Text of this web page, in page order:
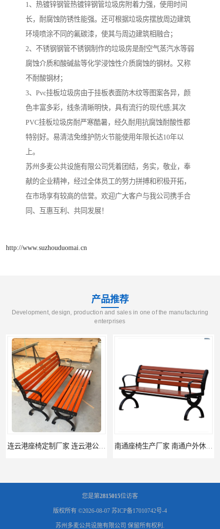
1、热镀锌钢管热镀锌钢管垃圾房附着力强，使用时间
长，耐腐蚀防锈性能强。还可根据垃圾房摆放周边建筑
环境喷涂不同的氟碳漆，使其与周边建筑相融合；
2、不锈钢钢管不锈钢制作的垃圾房是耐空气蒸汽水等弱
腐蚀介质和酸碱盐等化学浸蚀性介质腐蚀的钢材。又称
不耐酸钢材；
3、Pvc挂板垃圾房由于挂板表面防木纹等图案各异，颜
色丰富多彩，线条清晰明快，具有流行的现代感;其次
PVC挂板垃圾房耐严寒酷暑，经久耐用抗腐蚀耐酸性都
特别好。易清洁免维护防火节能使用年限长达10年以
上。
苏州多麦公共设施有限公司凭着团结，务实，敬业，奉
献的企业精神，经过全体员工的努力拼搏和积极开拓，
在市场享有较高的信誉。欢迎广大客户与我公司携手合
同、互惠互利、共同发展！
http://www.suzhouduomai.cn
产品推荐
Development, design, production and sales in one of the manufacturing
enterprises
您是第2815015位访客
版权所有 ©2026-08-07 苏ICP备17010742号-4
苏州多麦公共设施有限公司 保留所有权利.